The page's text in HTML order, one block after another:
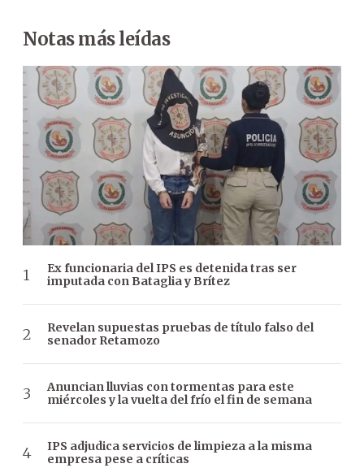
Notas más leídas
Ex funcionaria del IPS es detenida tras ser
imputada con Bataglia y Brítez
Revelan supuestas pruebas de título falso del
senador Retamozo
Anuncian lluvias con tormentas para este
miércoles y la vuelta del frío el fin de semana
IPS adjudica servicios de limpieza a la misma
empresa pese a críticas